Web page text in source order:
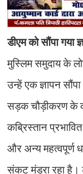
डीएम को सौंपा गया
मुस्लिम समुदाय के
उन्हें एक ज्ञापन
सड़क चौड़ीकरण के
कब्रिस्तान
और अन्य महत्वपूर्ण
संकट मंडरा रहा है।